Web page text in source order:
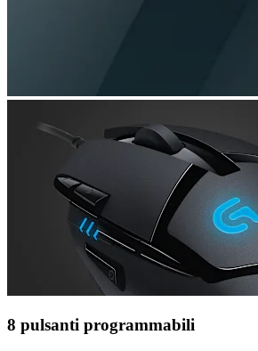
8 pulsanti programmabili